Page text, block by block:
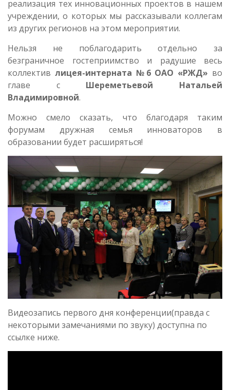
реализация тех инновационных проектов в нашем
учреждении, о которых мы рассказывали коллегам
из других регионов на этом мероприятии.
Нельзя не поблагодарить отдельно за
безграничное гостеприимство и радушие весь
коллектив лицея-интерната №6 ОАО «РЖД» во
главе с Шереметьевой Натальей
Владимировной.
Можно смело сказать, что благодаря таким
форумам дружная семья инноваторов в
образовании будет расширяться!
Видеозапись первого дня конференции(правда с
некоторыми замечаниями по звуку) доступна по
ссылке ниже.